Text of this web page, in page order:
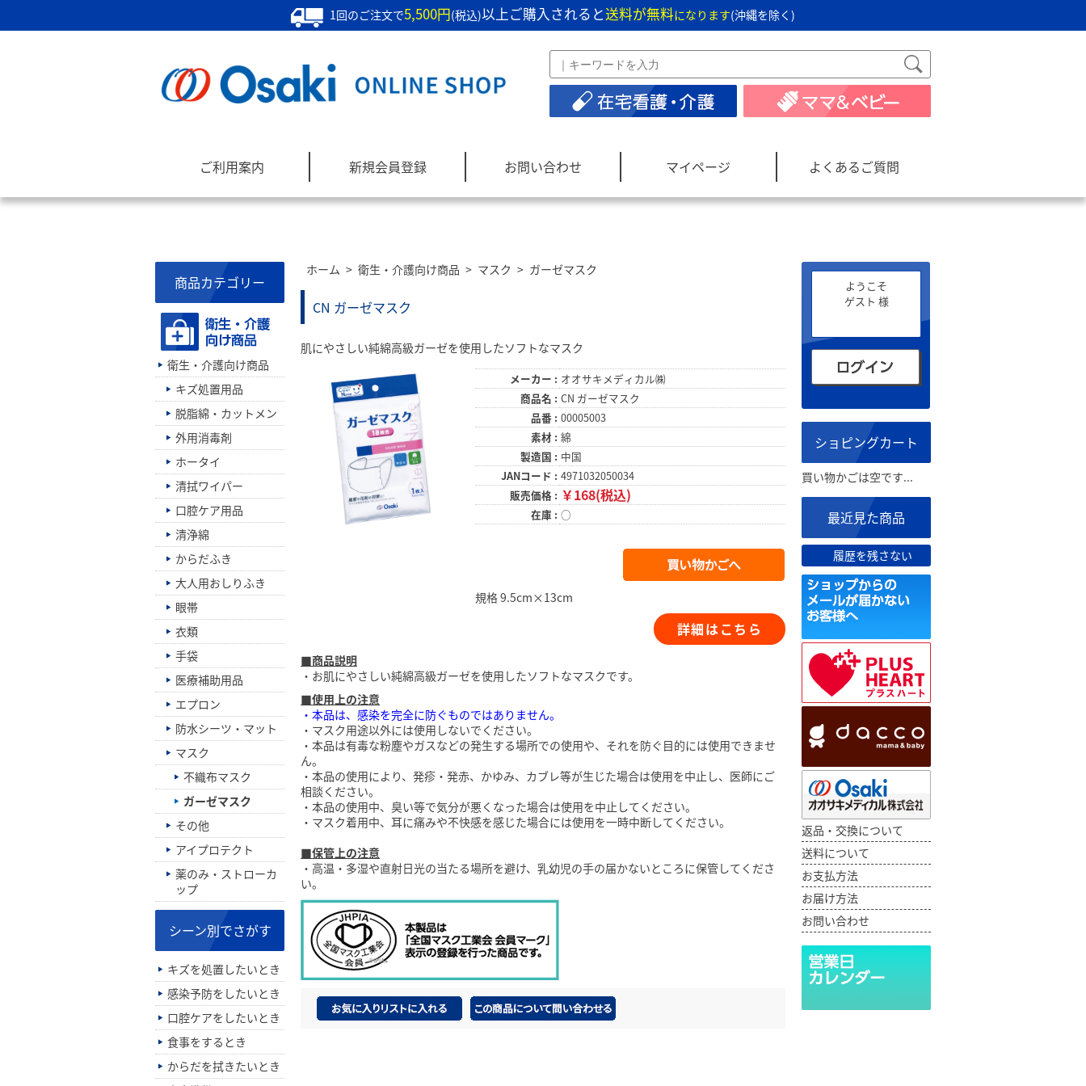
1回のご注文で5,500円(税込)以上ご購入されると送料が無料になります(沖縄を除く)
ご利用案内 新規会員登録 お問い合わせ マイページ よくあるご質問
ホーム > 衛生・介護向け商品 > マスク > ガーゼマスク
CN ガーゼマスク
肌にやさしい純綿高級ガーゼを使用したソフトなマスク
メーカー : オオサキメディカル㈱
商品名 : CN ガーゼマスク
品番 : 00005003
素材 : 綿
製造国 : 中国
JANコード : 4971032050034
販売価格 : ￥168(税込)
在庫 : ○
規格 9.5cm×13cm
詳細はこちら
■商品説明
・お肌にやさしい純綿高級ガーゼを使用したソフトなマスクです。
■使用上の注意
・本品は、感染を完全に防ぐものではありません。
・マスク用途以外には使用しないでください。
・本品は有毒な粉塵やガスなどの発生する場所での使用や、それを防ぐ目的には使用できませ
ん。
・本品の使用により、発疹・発赤、かゆみ、カブレ等が生じた場合は使用を中止し、医師にご
相談ください。
・本品の使用中、臭い等で気分が悪くなった場合は使用を中止してください。
・マスク着用中、耳に痛みや不快感を感じた場合には使用を一時中断してください。
■保管上の注意
・高温・多湿や直射日光の当たる場所を避け、乳幼児の手の届かないところに保管してくださ
い。
商品カテゴリー
衛生・介護向け商品
キズ処置用品
脱脂綿・カットメン
外用消毒剤
ホータイ
清拭ワイパー
口腔ケア用品
清浄綿
からだふき
大人用おしりふき
眼帯
衣類
手袋
医療補助用品
エプロン
防水シーツ・マット
マスク
不織布マスク
ガーゼマスク
その他
アイプロテクト
薬のみ・ストローカ
ップ
シーン別でさがす
キズを処置したいとき
感染予防をしたいとき
口腔ケアをしたいとき
食事をするとき
からだを拭きたいとき
ようこそ
ゲスト 様
ショピングカート
買い物かごは空です...
最近見た商品
履歴を残さない
返品・交換について
送料について
お支払方法
お届け方法
お問い合わせ